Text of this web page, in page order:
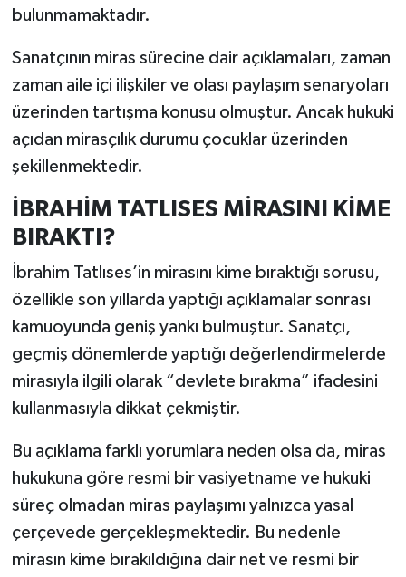
bulunmamaktadır.
Sanatçının miras sürecine dair açıklamaları, zaman
zaman aile içi ilişkiler ve olası paylaşım senaryoları
üzerinden tartışma konusu olmuştur. Ancak hukuki
açıdan mirasçılık durumu çocuklar üzerinden
şekillenmektedir.
İBRAHİM TATLISES MİRASINI KİME
BIRAKTI?
İbrahim Tatlıses’in mirasını kime bıraktığı sorusu,
özellikle son yıllarda yaptığı açıklamalar sonrası
kamuoyunda geniş yankı bulmuştur. Sanatçı,
geçmiş dönemlerde yaptığı değerlendirmelerde
mirasıyla ilgili olarak “devlete bırakma” ifadesini
kullanmasıyla dikkat çekmiştir.
Bu açıklama farklı yorumlara neden olsa da, miras
hukukuna göre resmi bir vasiyetname ve hukuki
süreç olmadan miras paylaşımı yalnızca yasal
çerçevede gerçekleşmektedir. Bu nedenle
mirasın kime bırakıldığına dair net ve resmi bir